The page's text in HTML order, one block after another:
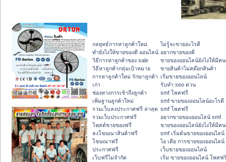
กลยุทธ์การหาลูกค้าใหม่
ทํายังไงให้ขายของดี ออนไลน์
วิธีการหาลูกค้าของ sale
วิธีหาลูกค้ากลุ่มเป้าหมาย
การหาลูกค้าใหม่ รักษาลูกค้า
เก่า
ช่องทางการเข้าถึงลูกค้า
เพิ่มฐานลูกค้าใหม่
รวมเว็บลงประกาศฟรี ล่าสุด
รวมเว็บประกาศฟรี
โพสต์ขายของฟรี
ลงโฆษณาสินค้าฟรี
โฆษณาฟรี
ประกาศฟรี
เว็บฟรีไม่จำกัด
ไม่รู้จะขายอะไรดี
อยากขายของดี
ขายของออนไลน์ยังไงให้มีค
ขายสินค้าไม่สต๊อกสินค้า
เริ่มขายของออนไลน์
รับทำ seo ด่วน
smf โพสฟรี
smf ขายของออนไลน์อะไรดี
smf โพสฟรี
อยากขายของออนไลน์ smf
ขายของออนไลน์ยังไงให้มีค
smf เริ่มต้นขายของออนไลน์
ไอ เดีย การขายของออนไลน์
เว็บขายของออนไลน์
เริ่ม ขายของออนไลน์ โพสฟ